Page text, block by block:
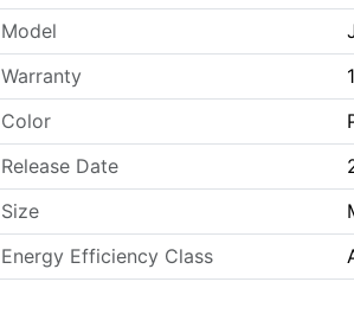
Model
Warranty
Color
Release Date
Size
Energy Efficiency Class